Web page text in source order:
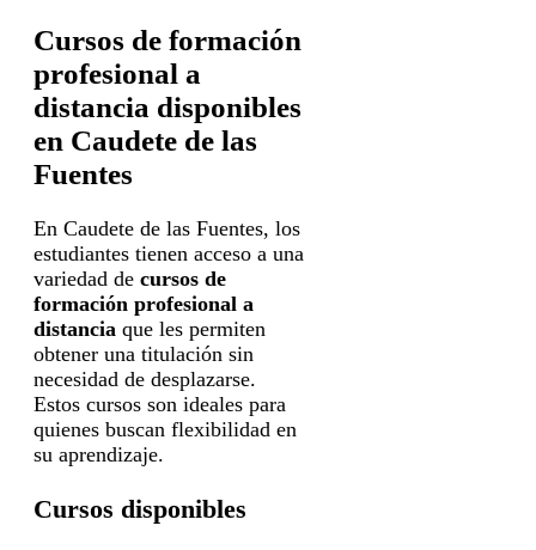
Cursos de formación
profesional a
distancia disponibles
en Caudete de las
Fuentes
En Caudete de las Fuentes, los
estudiantes tienen acceso a una
variedad de cursos de
formación profesional a
distancia que les permiten
obtener una titulación sin
necesidad de desplazarse.
Estos cursos son ideales para
quienes buscan flexibilidad en
su aprendizaje.
Cursos disponibles